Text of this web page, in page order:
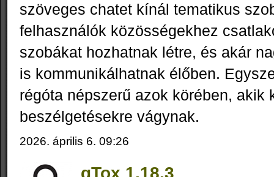
szöveges chatet kínál tematikus
felhasználók közösségekhez
szobákat hozhatnak létre, és akár
is kommunikálhatnak élőben.
régóta népszerű azok körében, akik
beszélgetésekre vágynak.
2026. április 6. 09:26
qTox 1.18.3